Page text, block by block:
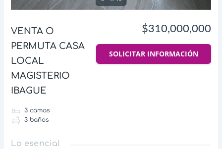
VENTA O
PERMUTA CASA
LOCAL
MAGISTERIO
IBAGUE
3 camas
3 baños
$310,000,000
SOLICITAR INFORMACIÓN
Lo esencial